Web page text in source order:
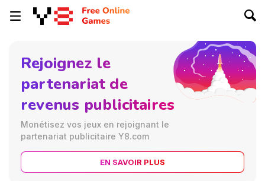
Rejoignez le
partenariat de
revenus publicitaires
Monétisez vos jeux en rejoignant le
partenariat publicitaire Y8.com
EN SAVOIR PLUS